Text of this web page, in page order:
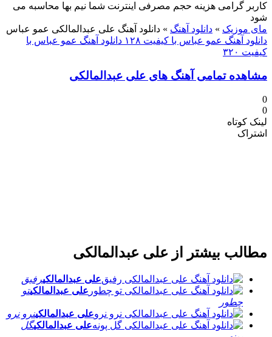
کاربر گرامی هزینه حجم مصرفی اینترنت شما نیم بها محاسبه می
شود
مای موزیک » دانلود آهنگ » دانلود آهنگ علی عبدالمالکی عمو عباس
دانلود آهنگ عمو عباس با کیفیت ۱۲۸
دانلود آهنگ عمو عباس با
کیفیت ۳۲۰
مشاهده تمامی آهنگ های علی عبدالمالکی
0
0
لینک کوتاه
اشتراک
مطالب بیشتر از علی عبدالمالکی
علی عبدالمالکیرفیق
علی عبدالمالکیتو
چطور
علی عبدالمالکینرو نرو
علی عبدالمالکیگل